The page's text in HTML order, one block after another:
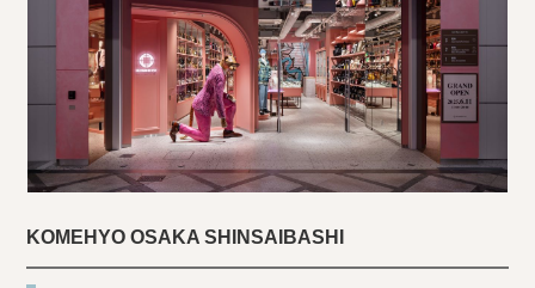
KOMEHYO OSAKA SHINSAIBASHI